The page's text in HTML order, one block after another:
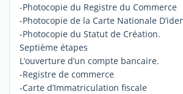
-Photocopie du Registre du Commerce
-Photocopie de la Carte Nationale
-Photocopie du Statut de Création.
Septième étapes
L’ouverture d’un compte bancaire.
-Registre de commerce
-Carte d’Immatriculation fiscale